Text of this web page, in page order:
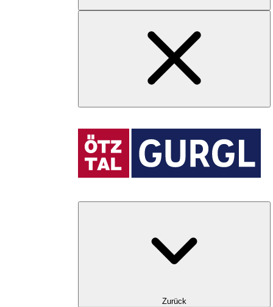
Zurück